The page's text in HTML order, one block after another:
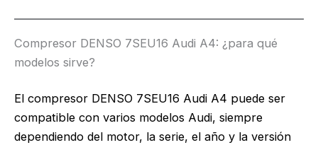
Compresor DENSO 7SEU16 Audi A4: ¿para qué
modelos sirve?
El compresor DENSO 7SEU16 Audi A4 puede ser
compatible con varios modelos Audi, siempre
dependiendo del motor, la serie, el año y la versión